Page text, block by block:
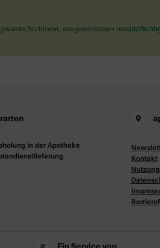
Sortiment, ausgeschlossen
in der Apotheke
Kontakt